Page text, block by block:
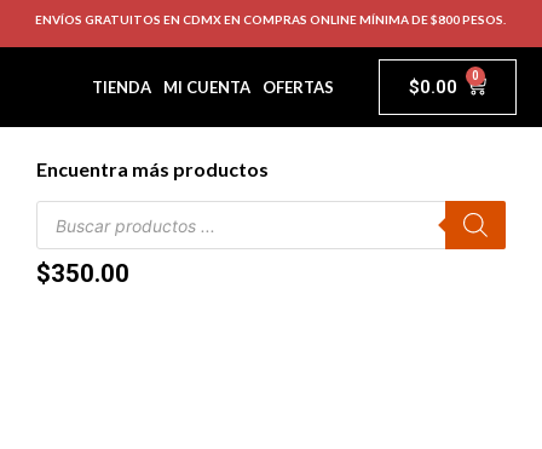
ENVÍOS GRATUITOS EN CDMX EN COMPRAS ONLINE MÍNIMA DE $800 PESOS.
TIENDA MI CUENTA OFERTAS $0.00 0
Encuentra más productos
$350.00